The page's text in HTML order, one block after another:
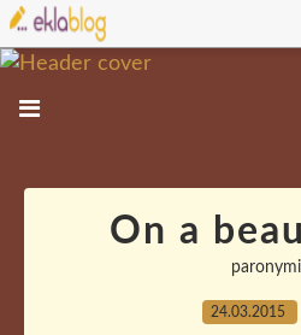
On a
24.03.2015